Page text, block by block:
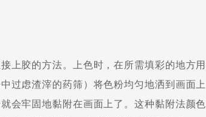
胶的方法。上色时，在所需填彩的地方用
过虑渣滓的药筛）将色粉均匀地洒到画面
会牢固地黏附在画面上了。这种黏附法颜